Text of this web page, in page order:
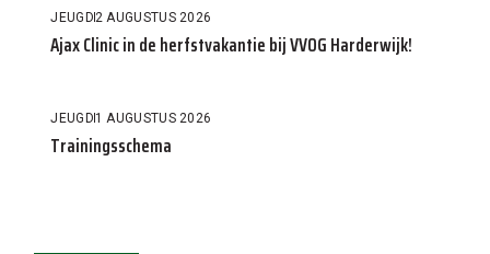
JEUGD2 AUGUSTUS 2026
Ajax Clinic in de herfstvakantie bij VVOG Harderwijk!
JEUGD1 AUGUSTUS 2026
Trainingsschema